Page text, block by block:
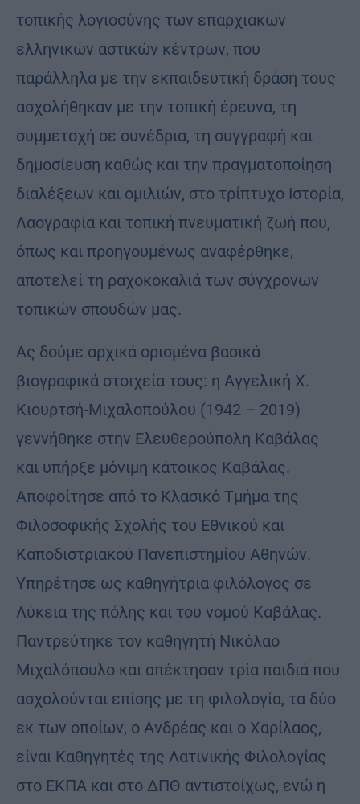
τοπικής λογιοσύνης των επαρχιακών
ελληνικών αστικών κέντρων, που
παράλληλα με την εκπαιδευτική δράση τους
ασχολήθηκαν με την τοπική έρευνα, τη
συμμετοχή σε συνέδρια, τη συγγραφή και
δημοσίευση καθώς και την πραγματοποίηση
διαλέξεων και ομιλιών, στο τρίπτυχο Ιστορία,
Λαογραφία και τοπική πνευματική ζωή που,
όπως και προηγουμένως αναφέρθηκε,
αποτελεί τη ραχοκοκαλιά των σύγχρονων
τοπικών σπουδών μας.
Ας δούμε αρχικά ορισμένα βασικά
βιογραφικά στοιχεία τους: η Αγγελική Χ.
Κιουρτσή-Μιχαλοπούλου (1942 – 2019)
γεννήθηκε στην Ελευθερούπολη Καβάλας
και υπήρξε μόνιμη κάτοικος Καβάλας.
Αποφοίτησε από το Κλασικό Τμήμα της
Φιλοσοφικής Σχολής του Εθνικού και
Καποδιστριακού Πανεπιστημίου Αθηνών.
Υπηρέτησε ως καθηγήτρια φιλόλογος σε
Λύκεια της πόλης και του νομού Καβάλας.
Παντρεύτηκε τον καθηγητή Νικόλαο
Μιχαλόπουλο και απέκτησαν τρία παιδιά που
ασχολούνται επίσης με τη φιλολογία, τα δύο
εκ των οποίων, ο Ανδρέας και ο Χαρίλαος,
είναι Καθηγητές της Λατινικής Φιλολογίας
στο ΕΚΠΑ και στο ΔΠΘ αντιστοίχως, ενώ η